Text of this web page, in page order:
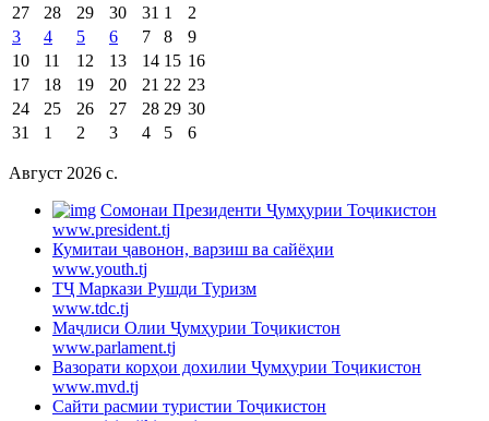
27
28 29 30 31 1
2
3
4 5 6 7 8
9
10
11 12 13 14 15 16
17
18 19 20 21 22 23
24
25 26 27 28 29 30
31
1 2 3 4 5 6
Август 2026 c.
Cомонаи Президенти Ҷумҳурии Тоҷикистон
www.president.tj
Кумитаи ҷавонон, варзиш ва сайёҳии
www.youth.tj
ТҶ Маркази Рушди Туризм
www.tdc.tj
Маҷлиси Олии Ҷумҳурии Тоҷикистон
www.parlament.tj
Вазорати корҳои дохилии Ҷумҳурии Тоҷикистон
www.mvd.tj
Сайти расмии туристии Тоҷикистон